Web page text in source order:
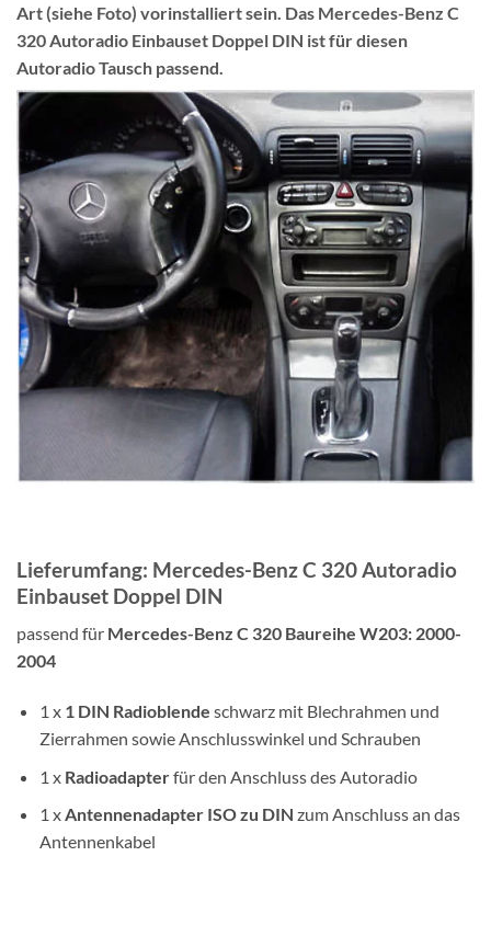
Art (siehe Foto) vorinstalliert sein. Das Mercedes-Benz C
320 Autoradio Einbauset Doppel DIN ist für diesen
Autoradio Tausch passend.
Lieferumfang: Mercedes-Benz C 320 Autoradio
Einbauset Doppel DIN
passend für Mercedes-Benz C 320 Baureihe W203: 2000-
2004
1 x 1 DIN Radioblende schwarz mit Blechrahmen und
Zierrahmen sowie Anschlusswinkel und Schrauben
1 x Radioadapterfür den Anschluss des Autoradio
1 xAntennenadapter ISO zu DIN zum Anschluss an das
Antennenkabel